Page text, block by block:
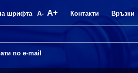
шрифта A- A+ Контакти Връзки
по e-mail